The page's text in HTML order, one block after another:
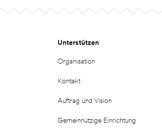
Unterstützen
Organisation
Kontakt
Auftrag und Vision
Gemeinnützige Einrichtung